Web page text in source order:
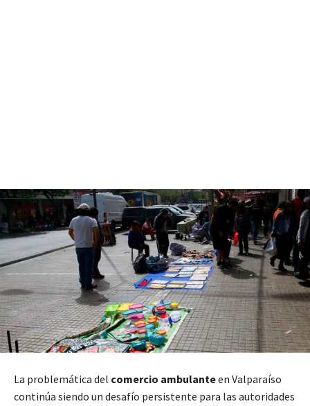
La problemática del comercio ambulanteen Valparaíso
continúa siendo un desafío persistente para las autoridades